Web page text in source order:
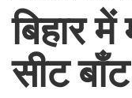
बिहार
सीट